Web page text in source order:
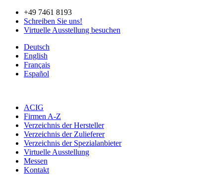
Zum
Inhalt
springen
+49 7461 8193
Schreiben Sie uns!
Virtuelle Ausstellung besuchen
Deutsch
English
Français
Español
ACIG
Firmen A-Z
Verzeichnis der Hersteller
Verzeichnis der Zulieferer
Verzeichnis der Spezialanbieter
Virtuelle Ausstellung
Messen
Kontakt